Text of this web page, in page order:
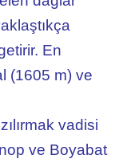
En
(1605 m) ve
vadisi
ve Boyabat